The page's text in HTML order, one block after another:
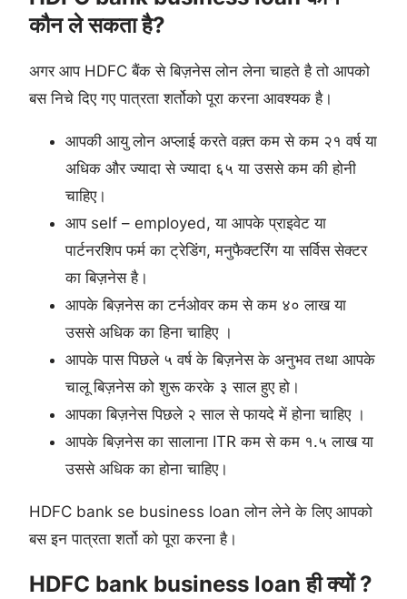
कौन ले सकता है?
अगर आप HDFC बैंक से बिज़नेस लोन लेना चाहते है तो आपको
बस निचे दिए गए पात्रता शर्तोको पूरा करना आवश्यक है।
आपकी आयु लोन अप्लाई करते वक़्त कम से कम २१ वर्ष या
अधिक और ज्यादा से ज्यादा ६५ या उससे कम की होनी
चाहिए।
आप self – employed, या आपके प्राइवेट या
पार्टनरशिप फर्म का ट्रेडिंग, मनुफैक्टरिंग या सर्विस सेक्टर
का बिज़नेस है।
आपके बिज़नेस का टर्नओवर कम से कम ४० लाख या
उससे अधिक का हिना चाहिए ।
आपके पास पिछले ५ वर्ष के बिज़नेस के अनुभव तथा आपके
चालू बिज़नेस को शुरू करके ३ साल हुए हो।
आपका बिज़नेस पिछले २ साल से फायदे में होना चाहिए ।
आपके बिज़नेस का सालाना ITR कम से कम १.५ लाख या
उससे अधिक का होना चाहिए।
HDFC bank se business loan लोन लेने के लिए आपको
बस इन पात्रता शर्तो को पूरा करना है।
HDFC bank business loan ही क्यों ?